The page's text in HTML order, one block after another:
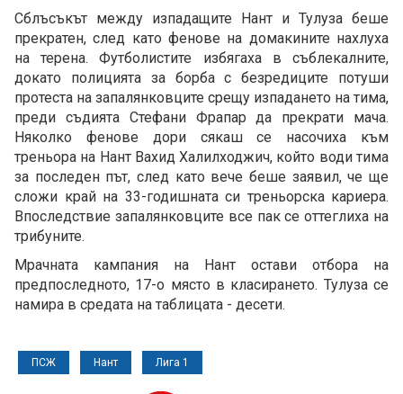
Сблъсъкът между изпадащите Нант и Тулуза беше
прекратен, след като фенове на домакините нахлуха
на терена. Футболистите избягаха в съблекалните,
докато полицията за борба с безредиците потуши
протеста на запалянковците срещу изпадането на тима,
преди съдията Стефани Фрапар да прекрати мача.
Няколко фенове дори сякаш се насочиха към
треньора на Нант Вахид Халилходжич, който води тима
за последен път, след като вече беше заявил, че ще
сложи край на 33-годишната си треньорска кариера.
Впоследствие запалянковците все пак се оттеглиха на
трибуните.
Мрачната кампания на Нант остави отбора на
предпоследното, 17-о място в класирането. Тулуза се
намира в средата на таблицата - десети.
ПСЖ Нант Лига 1